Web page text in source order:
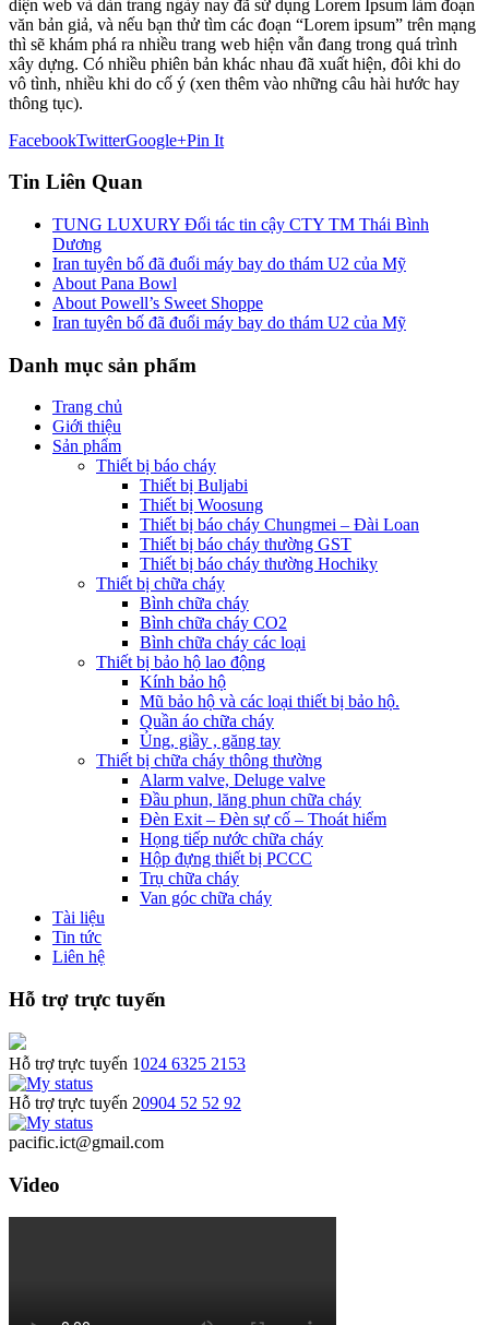
diện web và dàn trang ngày nay đã sử dụng Lorem Ipsum làm đoạn
văn bản giả, và nếu bạn thử tìm các đoạn “Lorem ipsum” trên mạng
thì sẽ khám phá ra nhiều trang web hiện vẫn đang trong quá trình
xây dựng. Có nhiều phiên bản khác nhau đã xuất hiện, đôi khi do
vô tình, nhiều khi do cố ý (xen thêm vào những câu hài hước hay
thông tục).
FacebookTwitterGoogle+Pin It
Tin Liên Quan
TUNG LUXURY Đối tác tin cậy CTY TM Thái Bình
Dương
Iran tuyên bố đã đuổi máy bay do thám U2 của Mỹ
About Pana Bowl
About Powell’s Sweet Shoppe
Iran tuyên bố đã đuổi máy bay do thám U2 của Mỹ
Danh mục sản phẩm
Trang chủ
Giới thiệu
Sản phẩm
Thiết bị báo cháy
Thiết bị Buljabi
Thiết bị Woosung
Thiết bị báo cháy Chungmei – Đài Loan
Thiết bị báo cháy thường GST
Thiết bị báo cháy thường Hochiky
Thiết bị chữa cháy
Bình chữa cháy
Bình chữa cháy CO2
Bình chữa cháy các loại
Thiết bị bảo hộ lao động
Kính bảo hộ
Mũ bảo hộ và các loại thiết bị bảo hộ.
Quần áo chữa cháy
Ủng, giầy , găng tay
Thiết bị chữa cháy thông thường
Alarm valve, Deluge valve
Đầu phun, lăng phun chữa cháy
Đèn Exit – Đèn sự cố – Thoát hiểm
Họng tiếp nước chữa cháy
Hộp đựng thiết bị PCCC
Trụ chữa cháy
Van góc chữa cháy
Tài liệu
Tin tức
Liên hệ
Hỗ trợ trực tuyến
Hỗ trợ trực tuyến 1024 6325 2153
Hỗ trợ trực tuyến 20904 52 52 92
pacific.ict@gmail.com
Video